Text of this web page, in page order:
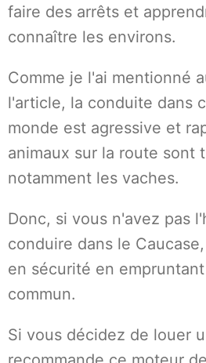
faire des arrêts et
connaître les environs.
Comme je l'ai mentionné
l'article, la conduite dans
monde est agressive et
animaux sur la route sont
notamment les vaches.
Donc, si vous n'avez pas
conduire dans le
en sécurité en
commun.
Si vous décidez de louer